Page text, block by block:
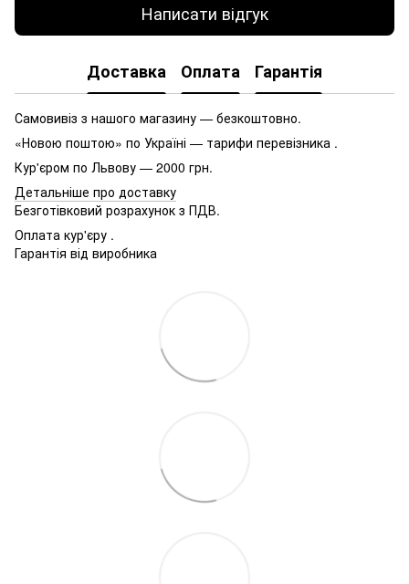
Написати відгук
Доставка Оплата Гарантія
Самовивіз з нашого магазину — безкоштовно.
«Новою поштою» по Україні — тарифи перевізника .
Кур'єром по Львову — 2000 грн.
Детальніше про доставку
Безготівковий розрахунок з ПДВ.
Оплата кур'єру .
Гарантія від виробника